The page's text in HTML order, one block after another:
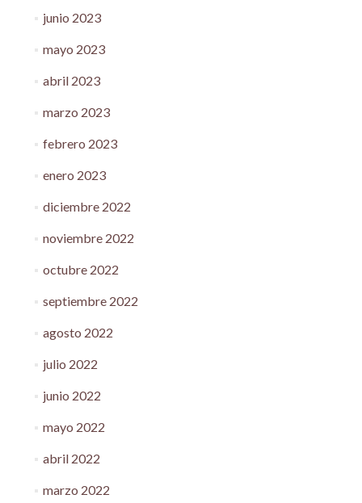
junio 2023
mayo 2023
abril 2023
marzo 2023
febrero 2023
enero 2023
diciembre 2022
noviembre 2022
octubre 2022
septiembre 2022
agosto 2022
julio 2022
junio 2022
mayo 2022
abril 2022
marzo 2022